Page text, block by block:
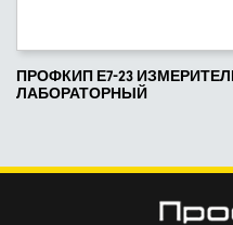
ПРОФКИП Е7-23
ЛАБОРАТОРНЫЙ